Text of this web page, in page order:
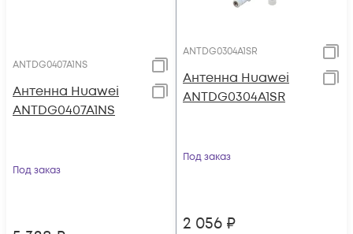
ANTDG0407A1NS
Антенна Huawei
ANTDG0407A1NS
Под заказ
ANTDG0304A1SR
Антенна Huawei
ANTDG0304A1SR
Под заказ
2 056 ₽